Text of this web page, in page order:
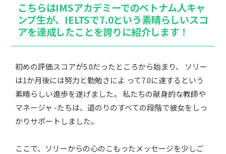
こちらはIMSアカデミーでのベトナム人キャ
ンプ生が、IELTSで7.0という素晴らしいスコ
アを達成したことを誇りに紹介します！
初めの評価スコアが5.0だったところから始まり、 ソリー
は1か月後には努力と勤勉さによ って7.0に達するという
素晴らしい進歩を遂げました。 私たちの献身的な教師や
マネージャ -たちは、道のりのすべての段階で彼女をしっ
かりサポートしました。
ここで、ソリーからの心のこもったメッセージを少しご